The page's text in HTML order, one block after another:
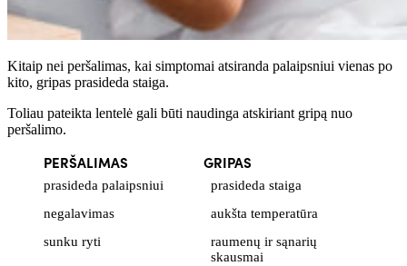
Kitaip nei peršalimas, kai simptomai atsiranda palaipsniui vienas po
kito, gripas prasideda staiga.
Toliau pateikta lentelė gali būti naudinga atskiriant gripą nuo
peršalimo.
PERŠALIMAS GRIPAS
prasideda palaipsniui
prasideda staiga
negalavimas
aukšta temperatūra
sunku ryti
raumenų ir sąnarių
skausmai